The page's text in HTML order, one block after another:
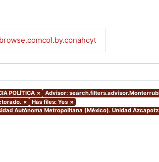
browse.comcol.by.conahcyt
POLÍTICA × Advisor:
× Has files: Yes ×
Autónoma Metropolitana (México). Unidad